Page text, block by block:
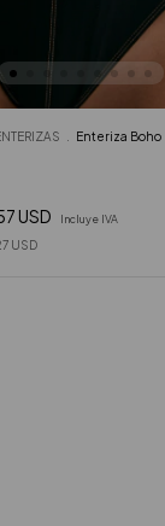
Enteriza Boho
USD Incluye IVA
USD